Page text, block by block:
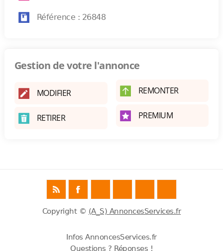
Référence : 26848
Gestion de votre l'annonce
MODIFIER
RETIRER
REMONTER
PREMIUM
Copyright © (A_S) AnnoncesServices.fr
Infos AnnoncesServices.fr
Questions ? Réponses !